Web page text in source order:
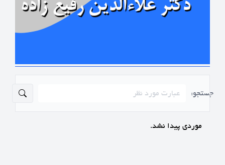
جستجو:
موردی پیدا نشد.